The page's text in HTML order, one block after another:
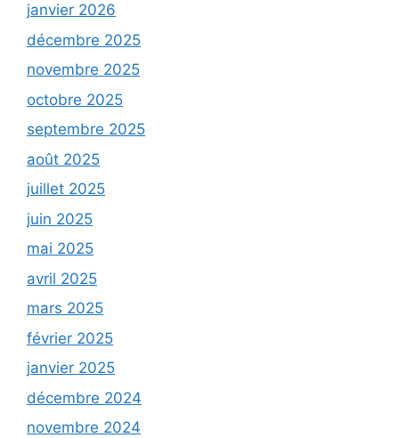
janvier 2026
décembre 2025
novembre 2025
octobre 2025
septembre 2025
août 2025
juillet 2025
juin 2025
mai 2025
avril 2025
mars 2025
février 2025
janvier 2025
décembre 2024
novembre 2024